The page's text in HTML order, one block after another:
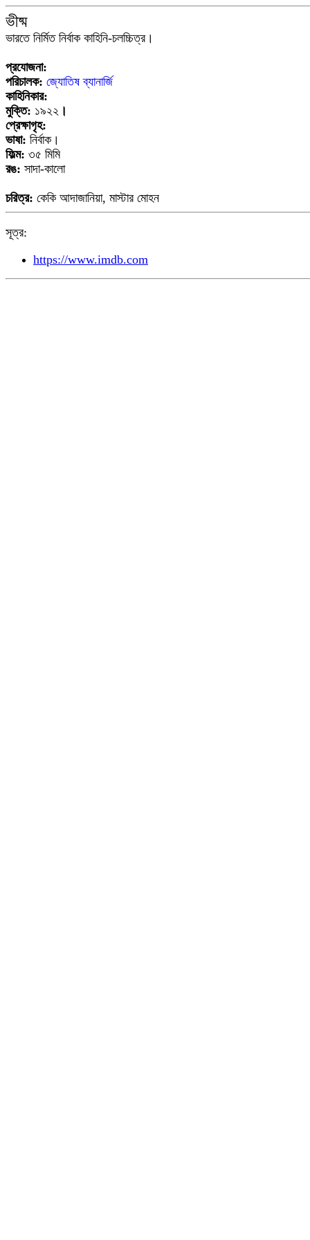
ভীষ্ম
ভারতে নির্মিত নির্বাক কাহিনি-চলচ্চিত্র।
প্রযোজনা:
পরিচালক: জ্যোতিষ ব্যানার্জি
কাহিনিকার:
মুক্তি: ১৯২২ ।
প্রেক্ষাগৃহ:
ভাষা: নির্বাক।
ফিল্ম: ৩৫ মিমি
রঙ: সাদা-কালো
চরিত্র: কেকি আদাজানিয়া, মাস্টার মোহন
সূত্র:
https://www.imdb.com